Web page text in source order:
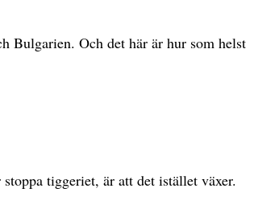
Bulgarien. Och det här är hur som helst
tiggeriet, är att det istället växer.